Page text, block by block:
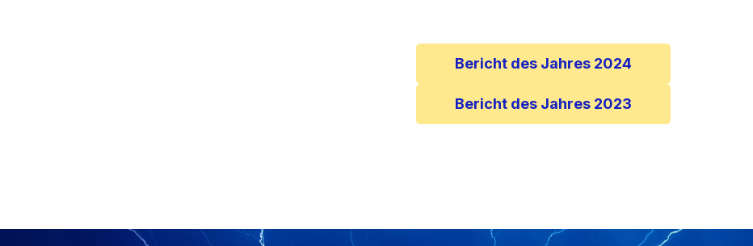
Bericht des Jahres 2024
Bericht des Jahres 2023